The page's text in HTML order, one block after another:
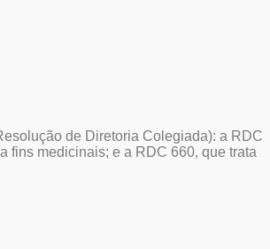
de Diretoria Colegiada): a RDC
fins medicinais; e a RDC 660, que trata